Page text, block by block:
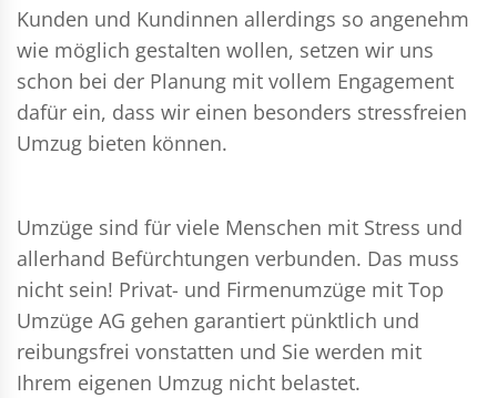
Kunden und Kundinnen allerdings so angenehm
wie möglich gestalten wollen, setzen wir uns
schon bei der Planung mit vollem Engagement
dafür ein, dass wir einen besonders stressfreien
Umzug bieten können.
Umzüge sind für viele Menschen mit Stress und
allerhand Befürchtungen verbunden. Das muss
nicht sein! Privat- und Firmenumzüge mit Top
Umzüge AG gehen garantiert pünktlich und
reibungsfrei vonstatten und Sie werden mit
Ihrem eigenen Umzug nicht belastet.